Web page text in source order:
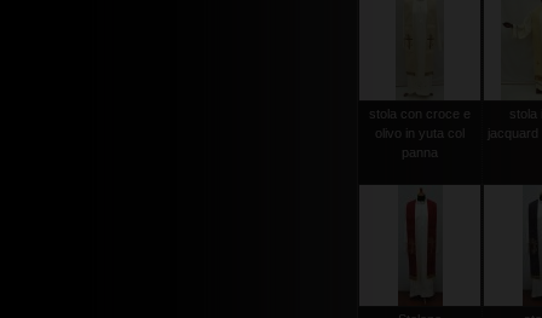
stola con croce e
olivo in yuta col
panna
stola